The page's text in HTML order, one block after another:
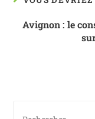
Avignon : le